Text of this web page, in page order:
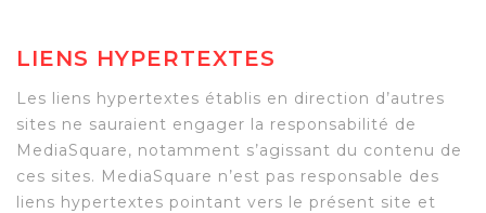
LIENS HYPERTEXTES
Les liens hypertextes établis en direction d’autres
sites ne sauraient engager la responsabilité de
MediaSquare, notamment s’agissant du contenu de
ces sites. MediaSquare n’est pas responsable des
liens hypertextes pointant vers le présent site et